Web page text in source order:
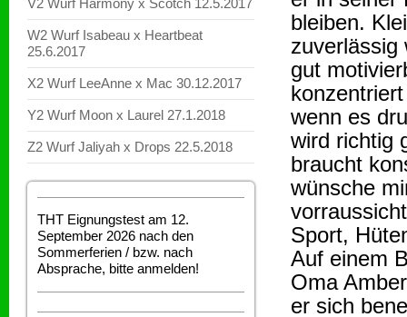
V2 Wurf Harmony x Scotch 12.5.2017
W2 Wurf Isabeau x Heartbeat
25.6.2017
X2 Wurf LeeAnne x Mac 30.12.2017
Y2 Wurf Moon x Laurel 27.1.2018
Z2 Wurf Jaliyah x Drops 22.5.2018
THT Eignungstest am 12.
September 2026 nach den
Sommerferien / bzw. nach
Absprache, bitte anmelden!
bleiben.
zuverlässig
gut
wenn es
wird richtig
braucht
wünsche
Sport,
Auf einem
Oma
er sich